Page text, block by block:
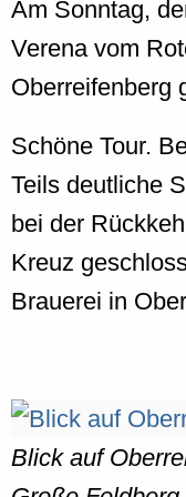
Am Sonntag,
Verena vom
Oberreifenberg
Schöne Tour.
Teils deutliche
bei der
Kreuz
Brauerei in
Blick auf